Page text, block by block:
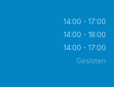
14:00 - 17:00
14:00 - 18:00
14:00 - 17:00
Gesloten